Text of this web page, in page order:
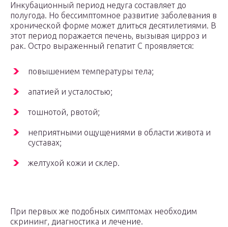
Инкубационный период недуга составляет до
полугода. Но бессимптомное развитие заболевания в
хронической форме может длиться десятилетиями. В
этот период поражается печень, вызывая цирроз и
рак. Остро выраженный гепатит С проявляется:
повышением температуры тела;
апатией и усталостью;
тошнотой, рвотой;
неприятными ощущениями в области живота и
суставах;
желтухой кожи и склер.
При первых же подобных симптомах необходим
скрининг, диагностика и лечение.